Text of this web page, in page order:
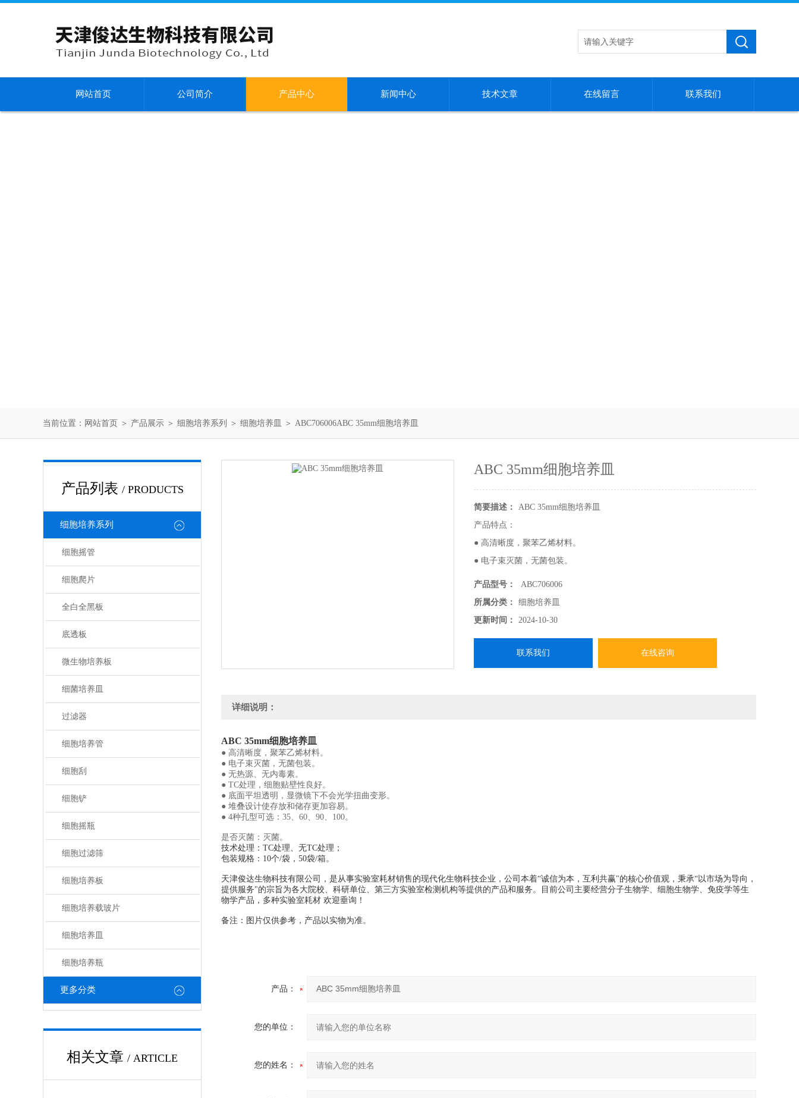
网站首页 公司简介 产品中心 新闻中心 技术文章 在线留言 联系我们
当前位置： 网站首页 ＞ 产品展示 ＞ 细胞培养系列 ＞ 细胞培养皿 ＞ ABC706006ABC 35mm细胞培养皿
产品列表 / PRODUCTS
细胞培养系列
细胞摇管
细胞爬片
全白全黑板
底透板
微生物培养板
细菌培养皿
过滤器
细胞培养管
细胞刮
细胞铲
细胞摇瓶
细胞过滤筛
细胞培养板
细胞培养载玻片
细胞培养皿
细胞培养瓶
更多分类
相关文章 / ARTICLE
ABC 35mm细胞培养皿
简要描述：
ABC 35mm细胞培养皿
产品特点：
● 高清晰度，聚苯乙烯材料。
● 电子束灭菌，无菌包装。
● 无热源、无内毒素。
● TC处理，细胞贴壁性良好。
● 底面平坦透明，显微镜下不会光学扭曲变形。
产品型号：
ABC706006
所属分类：
细胞培养皿
更新时间：
2024-10-30
联系我们 在线咨询
详细说明：
ABC 35mm细胞培养皿
● 高清晰度，聚苯乙烯材料。
● 电子束灭菌，无菌包装。
● 无热源、无内毒素。
● TC处理，细胞贴壁性良好。
● 底面平坦透明，显微镜下不会光学扭曲变形。
● 堆叠设计使存放和储存更加容易。
● 4种孔型可选：35、60、90、100。
是否灭菌：灭菌。
技术处理：TC处理、无TC处理；
包装规格：10个/袋，50袋/箱。
天津俊达生物科技有限公司，是从事实验室耗材销售的现代化生物科技企业，公司本着“诚信为本，互利共赢"的核心价值观，秉承“以市场为导向，
提供服务"的宗旨为各大院校、科研单位、第三方实验室检测机构等提供的产品和服务。目前公司主要经营分子生物学、细胞生物学、免疫学等生
物学产品，多种实验室耗材 欢迎垂询！
备注：图片仅供参考，产品以实物为准。
产品：
您的单位：
您的姓名：